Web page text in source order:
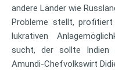
andere Länder wie
Probleme stellt, profitiert
lukrativen
sucht, der sollte Indien
Amundi-Chefvolkswirt